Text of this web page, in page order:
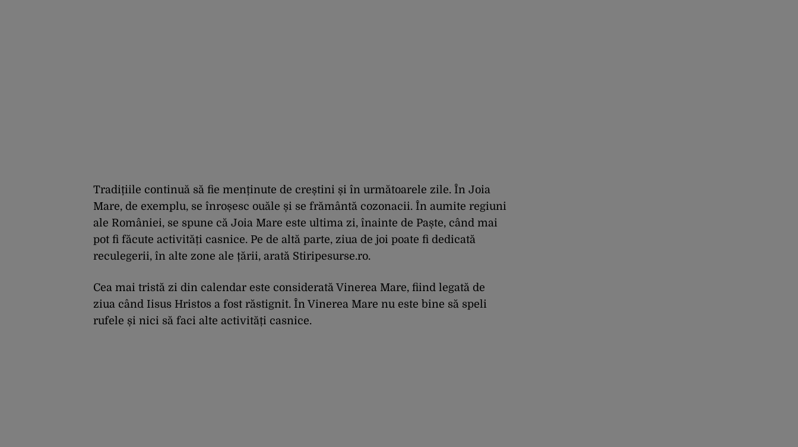
Tradițiile continuă să fie menținute de creștini și în următoarele zile. În Joia
Mare, de exemplu, se înroșesc ouăle și se frământă cozonacii. În aumite regiuni
ale României, se spune că Joia Mare este ultima zi, înainte de Paște, când mai
pot fi făcute activități casnice. Pe de altă parte, ziua de joi poate fi dedicată
reculegerii, în alte zone ale țării, arată Stiripesurse.ro.
Cea mai tristă zi din calendar este considerată Vinerea Mare, fiind legată de
ziua când Iisus Hristos a fost răstignit. În Vinerea Mare nu este bine să speli
rufele și nici să faci alte activități casnice.